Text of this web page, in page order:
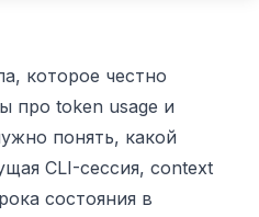
которое честно
про token usage и
понять, какой
CLI-сессия, context
состояния в